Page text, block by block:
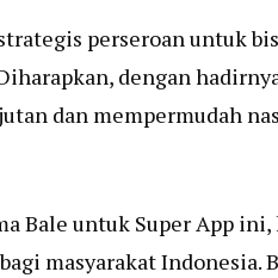
perseroan untuk
dengan
dan mempermudah
Bale untuk Super App
masyarakat